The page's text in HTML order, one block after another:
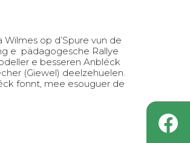
op d’Spure vun de
e pädagogesche Rallye
e besseren Anbléck
(Giewel) deelzehuelen.
fonnt, mee esouguer de